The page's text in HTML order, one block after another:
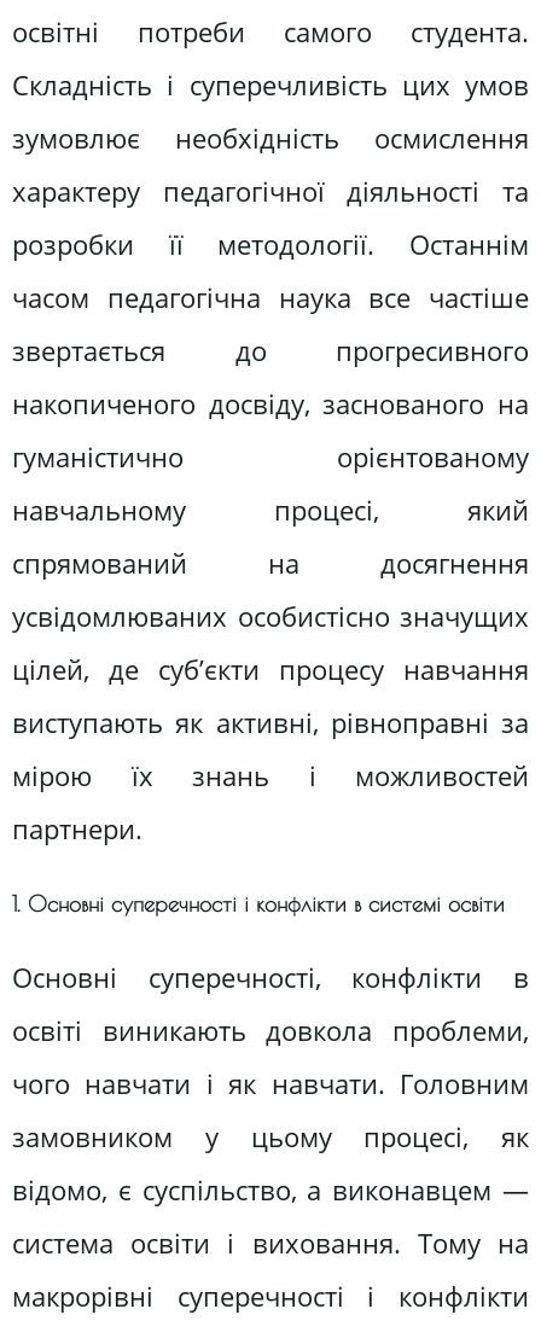
освітні потреби самого студента.
Складність і суперечливість цих умов
зумовлює необхідність осмислення
характеру педагогічної діяльності та
розробки її методології. Останнім
часом педагогічна наука все частіше
звертається до прогресивного
накопиченого досвіду, заснованого на
гуманістично орієнтованому
навчальному процесі, який
спрямований на досягнення
усвідомлюваних особистісно значущих
цілей, де суб’єкти процесу навчання
виступають як активні, рівноправні за
мірою їх знань і можливостей
партнери.
1. Основні суперечності і конфлікти в системі освіти
Основні суперечності, конфлікти в
освіті виникають довкола проблеми,
чого навчати і як навчати. Головним
замовником у цьому процесі, як
відомо, є суспільство, а виконавцем —
система освіти і виховання. Тому на
макрорівні суперечності і конфлікти